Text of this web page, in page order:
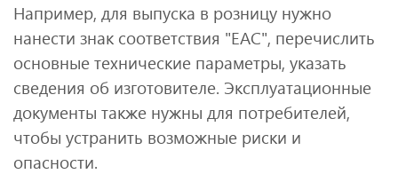
Например, для выпуска в розницу нужно
нанести знак соответствия "ЕАС", перечислить
основные технические параметры, указать
сведения об изготовителе. Эксплуатационные
документы также нужны для потребителей,
чтобы устранить возможные риски и
опасности.